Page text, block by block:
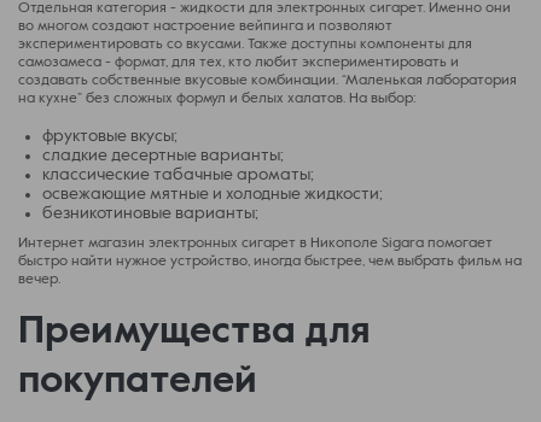
Отдельная категория - жидкости для электронных сигарет. Именно они
во многом создают настроение вейпинга и позволяют
экспериментировать со вкусами. Также доступны компоненты для
самозамеса - формат, для тех, кто любит экспериментировать и
создавать собственные вкусовые комбинации. “Маленькая лаборатория
на кухне” без сложных формул и белых халатов. На выбор:
фруктовые вкусы;
сладкие десертные варианты;
классические табачные ароматы;
освежающие мятные и холодные жидкости;
безникотиновые варианты;
Интернет магазин электронных сигарет в Никополе Sigara помогает
быстро найти нужное устройство, иногда быстрее, чем выбрать фильм на
вечер.
Преимущества для
покупателей